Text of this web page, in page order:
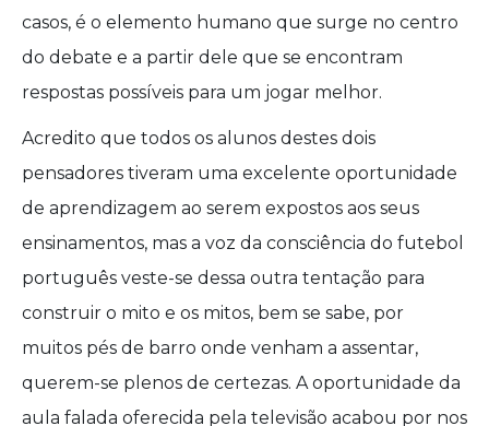
casos, é o elemento humano que surge no centro
do debate e a partir dele que se encontram
respostas possíveis para um jogar melhor.
Acredito que todos os alunos destes dois
pensadores tiveram uma excelente oportunidade
de aprendizagem ao serem expostos aos seus
ensinamentos, mas a voz da consciência do futebol
português veste-se dessa outra tentação para
construir o mito e os mitos, bem se sabe, por
muitos pés de barro onde venham a assentar,
querem-se plenos de certezas. A oportunidade da
aula falada oferecida pela televisão acabou por nos